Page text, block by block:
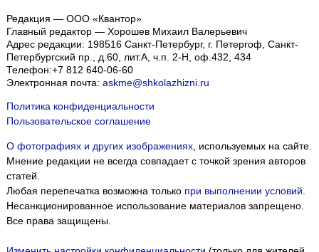
Редакция — ООО «Квантор»
Главный редактор — Хорошев Михаил Валерьевич
Адрес редакции: 198516 Санкт-Петербург, г. Петергоф, Санкт-
Петербургский пр., д.60, лит.А, ч.п. 2-Н, оф.432, 434
Телефон:+7 812 640-06-60
Электронная почта: askme@shkolazhizni.ru
Политика конфиденциальности
Пользовательское соглашение
О фотографиях и других изображениях, используемых на сайте.
Мнение редакции не всегда совпадает с точкой зрения авторов
статей.
Любая перепечатка возможна только при выполнении условий.
Несанкционированное использование материалов запрещено.
Все права защищены.